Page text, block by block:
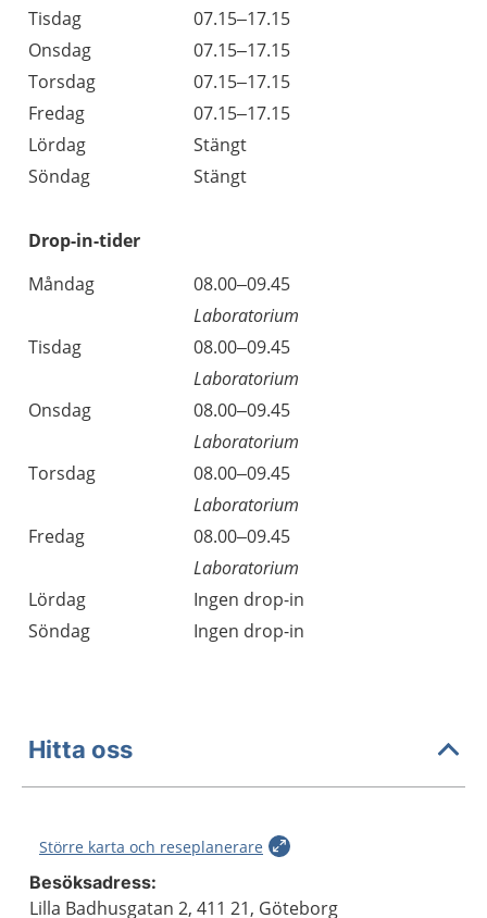
Tisdag
07.15–17.15
Onsdag
07.15–17.15
Torsdag
07.15–17.15
Fredag
07.15–17.15
Lördag
Stängt
Söndag
Stängt
Drop-in-tider
Måndag
08.00–09.45
Laboratorium
Tisdag
08.00–09.45
Laboratorium
Onsdag
08.00–09.45
Laboratorium
Torsdag
08.00–09.45
Laboratorium
Fredag
08.00–09.45
Laboratorium
Lördag
Ingen drop-in
Söndag
Ingen drop-in
Hitta oss
Större karta och reseplanerare
Besöksadress:
Lilla Badhusgatan 2, 411 21, Göteborg